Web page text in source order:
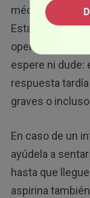
médicos de
Estados
operador
espere ni dude:
respuesta
graves o
En caso de un
ayúdela a
hasta que
aspirina